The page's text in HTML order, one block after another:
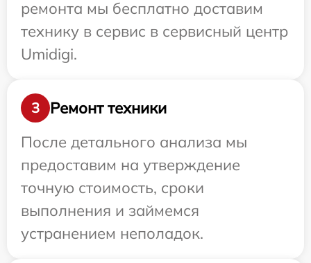
ремонта мы бесплатно доставим
технику в сервис в сервисный центр
Umidigi.
3
Ремонт техники
После детального анализа мы
предоставим на утверждение
точную стоимость, сроки
выполнения и займемся
устранением неполадок.